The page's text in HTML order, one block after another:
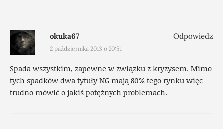
okuka67
2 października 2013 o 20:51
Spada wszystkim, zapewne w związku z kryzysem. Mimo
tych spadków dwa tytuły NG mają 80% tego rynku więc
trudno mówić o jakiś potężnych problemach.
Odpowiedz